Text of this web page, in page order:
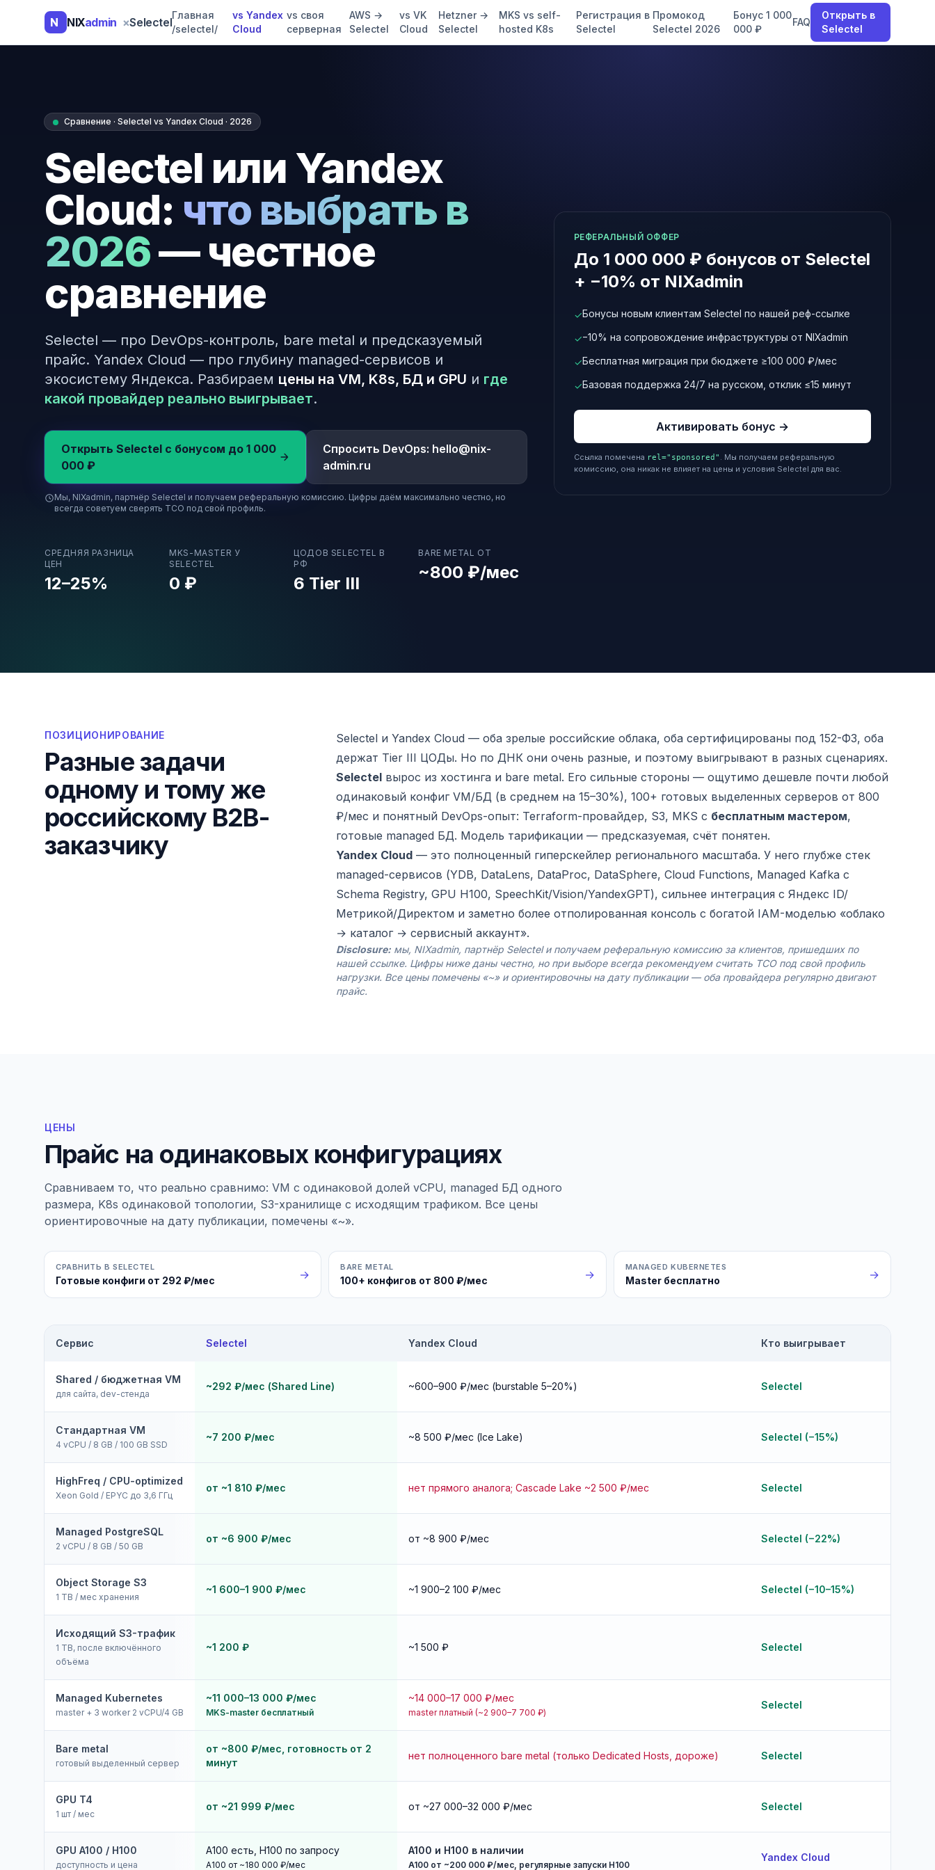
NIXadmin ×Selectel
Главная
/selectel/
vs Yandex
Cloud
vs своя
серверная
AWS →
Selectel
vs VK
Cloud
Hetzner →
Selectel
MKS vs self-
hosted K8s
Регистрация в
Selectel
Промокод
Selectel 2026
Бонус 1 000
000 ₽
FAQ
Открыть в
Selectel
Сравнение · Selectel vs Yandex Cloud · 2026
Selectel или Yandex
Cloud: что выбрать в
2026— честное
сравнение
Selectel — про DevOps-контроль, bare metal и предсказуемый
прайс. Yandex Cloud — про глубину managed-сервисов и
экосистему Яндекса. Разбираем цены на VM, K8s, БД и GPU и где
какой провайдер реально выигрывает.
Открыть Selectel с бонусом до 1 000
000 ₽
Спросить DevOps: hello@nix-
admin.ru
Мы, NIXadmin, партнёр Selectel и получаем реферальную комиссию. Цифры даём максимально честно, но
всегда советуем сверять TCO под свой профиль.
СРЕДНЯЯ РАЗНИЦА
ЦЕН
12–25%
MKS-MASTER У
SELECTEL
0 ₽
ЦОДОВ SELECTEL В
РФ
6 Tier III
BARE METAL ОТ
~800 ₽/мес
РЕФЕРАЛЬНЫЙ ОФФЕР
До 1 000 000 ₽ бонусов от Selectel
+ −10% от NIXadmin
✓Бонусы новым клиентам Selectel по нашей реф-ссылке
✓−10% на сопровождение инфраструктуры от NIXadmin
✓Бесплатная миграция при бюджете ≥100 000 ₽/мес
✓Базовая поддержка 24/7 на русском, отклик ≤15 минут
Активировать бонус →
Ссылка помечена rel="sponsored" . Мы получаем реферальную
комиссию, она никак не влияет на цены и условия Selectel для вас.
ПОЗИЦИОНИРОВАНИЕ
Разные задачи
одному и тому же
российскому B2B-
заказчику
Selectel и Yandex Cloud — оба зрелые российские облака, оба сертифицированы под 152-ФЗ, оба
держат Tier III ЦОДы. Но по ДНК они очень разные, и поэтому выигрывают в разных сценариях.
Selectelвырос из хостинга и bare metal. Его сильные стороны — ощутимо дешевле почти любой
одинаковый конфиг VM/БД (в среднем на 15–30%), 100+ готовых выделенных серверов от 800
₽/мес и понятный DevOps-опыт: Terraform-провайдер, S3, MKS с бесплатным мастером,
готовые managed БД. Модель тарификации — предсказуемая, счёт понятен.
Yandex Cloud— это полноценный гиперскейлер регионального масштаба. У него глубже стек
managed-сервисов (YDB, DataLens, DataProc, DataSphere, Cloud Functions, Managed Kafka с
Schema Registry, GPU H100, SpeechKit/Vision/YandexGPT), сильнее интеграция с Яндекс ID/
Метрикой/Директом и заметно более отполированная консоль с богатой IAM-моделью «облако
→ каталог → сервисный аккаунт».
Disclosure:мы, NIXadmin, партнёр Selectel и получаем реферальную комиссию за клиентов, пришедших по
нашей ссылке. Цифры ниже даны честно, но при выборе всегда рекомендуем считать TCO под свой профиль
нагрузки. Все цены помечены «~» и ориентировочны на дату публикации — оба провайдера регулярно двигают
прайс.
ЦЕНЫ
Прайс на одинаковых конфигурациях
Сравниваем то, что реально сравнимо: VM с одинаковой долей vCPU, managed БД одного
размера, K8s одинаковой топологии, S3-хранилище с исходящим трафиком. Все цены
ориентировочные на дату публикации, помечены «~».
СРАВНИТЬ В SELECTEL
Готовые конфиги от 292 ₽/мес →
BARE METAL
100+ конфигов от 800 ₽/мес →
MANAGED KUBERNETES
Master бесплатно →
Сервис Selectel Yandex Cloud Кто выигрывает
Shared / бюджетная VM
для сайта, dev-стенда
~292 ₽/мес (Shared Line) ~600–900 ₽/мес (burstable 5–20%) Selectel
Стандартная VM
4 vCPU / 8 GB / 100 GB SSD
~7 200 ₽/мес ~8 500 ₽/мес (Ice Lake) Selectel (−15%)
HighFreq / CPU-optimized
Xeon Gold / EPYC до 3,6 ГГц
от ~1 810 ₽/мес нет прямого аналога; Cascade Lake ~2 500 ₽/мес Selectel
Managed PostgreSQL
2 vCPU / 8 GB / 50 GB
от ~6 900 ₽/мес от ~8 900 ₽/мес Selectel (−22%)
Object Storage S3
1 TB / мес хранения
~1 600–1 900 ₽/мес ~1 900–2 100 ₽/мес Selectel (−10–15%)
Исходящий S3-трафик
1 TB, после включённого
объёма
~1 200 ₽ ~1 500 ₽ Selectel
Managed Kubernetes
master + 3 worker 2 vCPU/4 GB
~11 000–13 000 ₽/мес
MKS-master бесплатный
~14 000–17 000 ₽/мес
master платный (~2 900–7 700 ₽)
Selectel
Bare metal
готовый выделенный сервер
от ~800 ₽/мес, готовность от 2
минут
нет полноценного bare metal (только Dedicated Hosts, дороже) Selectel
GPU T4
1 шт / мес
от ~21 999 ₽/мес от ~27 000–32 000 ₽/мес Selectel
GPU A100 / H100
доступность и цена
A100 есть, H100 по запросу
A100 от ~180 000 ₽/мес
A100 и H100 в наличии
A100 от ~200 000 ₽/мес, регулярные запуски H100
Yandex Cloud